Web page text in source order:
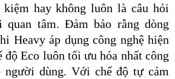
hay không luôn là câu hỏi
quan tâm. Đảm bảo rằng dòng
Heavy áp dụng công nghệ hiện
độ Eco luôn tối ưu hóa nhất công
người dùng. Với chế độ tự cảm